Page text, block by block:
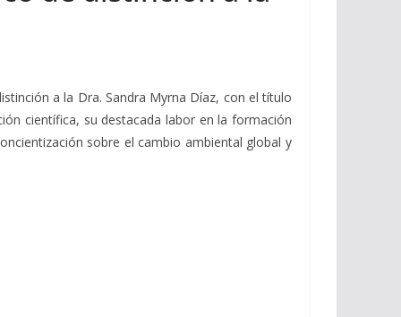
a la Dra. Sandra Myrna Díaz, con el título
científica, su destacada labor en la formación
sobre el cambio ambiental global y